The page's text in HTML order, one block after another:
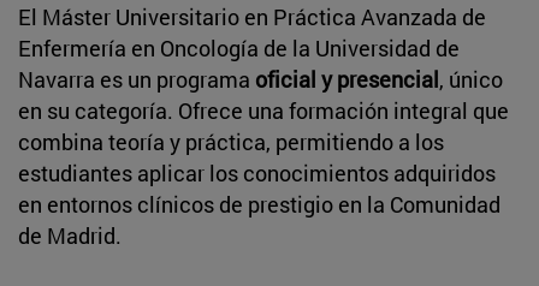
El Máster Universitario en Práctica Avanzada de
Enfermería en Oncología de la Universidad de
Navarra es un programa oficial y presencial, único
en su categoría. Ofrece una formación integral que
combina teoría y práctica, permitiendo a los
estudiantes aplicar los conocimientos adquiridos
en entornos clínicos de prestigio en la Comunidad
de Madrid.